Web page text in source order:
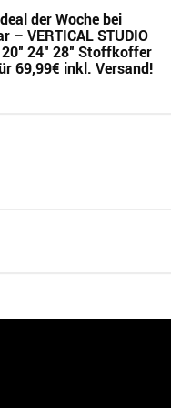
der Woche bei
– VERTICAL STUDIO
20″ 24″ 28″ Stoffkoffer
69,99€ inkl. Versand!